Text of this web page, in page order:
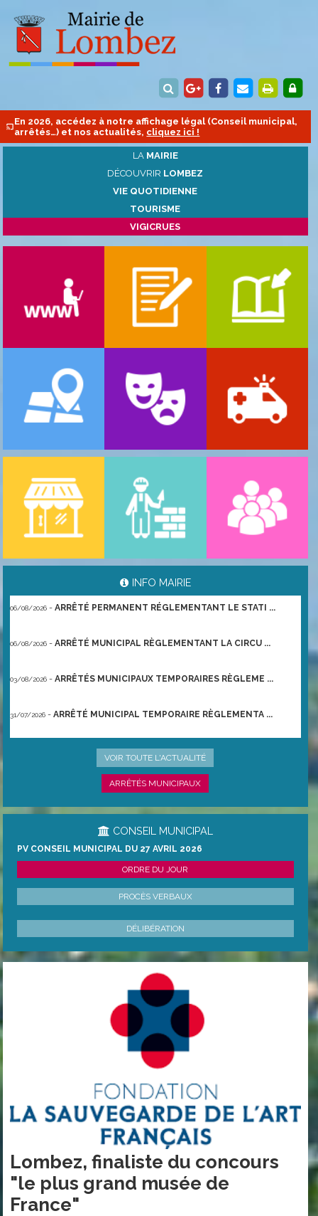
En 2026, accédez à notre affichage légal (Conseil municipal,
arrêtés…) et nos actualités, cliquez ici !
LA MAIRIE
DÉCOUVRIR LOMBEZ
VIE QUOTIDIENNE
TOURISME
VIGICRUES
INFO MAIRIE
06/08/2026 ARRÊTÉ PERMANENT RÉGLEMENTANT LE STATI ...
06/08/2026 ARRÊTÉ MUNICIPAL RÈGLEMENTANT LA CIRCU ...
03/08/2026 ARRÊTÉS MUNICIPAUX TEMPORAIRES RÈGLEME ...
31/07/2026 ARRÊTÉ MUNICIPAL TEMPORAIRE RÈGLEMENTA ...
ARRÊTÉ PRÉFECTORAL DU 21/06/2026 TEMPO ...
VOIR TOUTE L'ACTUALITÉ
ARRÊTÉS MUNICIPAUX
CONSEIL MUNICIPAL
PV CONSEIL MUNICIPAL DU 27 AVRIL 2026
ORDRE DU JOUR
PROCÈS VERBAUX
DÉLIBÉRATION
Lombez, finaliste du concours
"le plus grand musée de
France"